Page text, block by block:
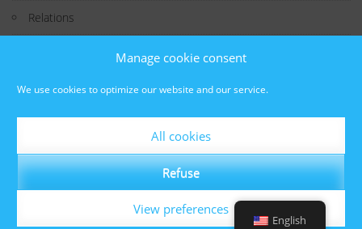
Manage cookie consent
We use cookies to optimize our website and our service.
All cookies
Refuse
View preferences
Relations
Technology
Interesting Fact
Well-being
Powered by
English